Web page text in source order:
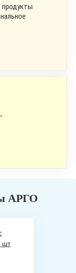
продукты
АРГО